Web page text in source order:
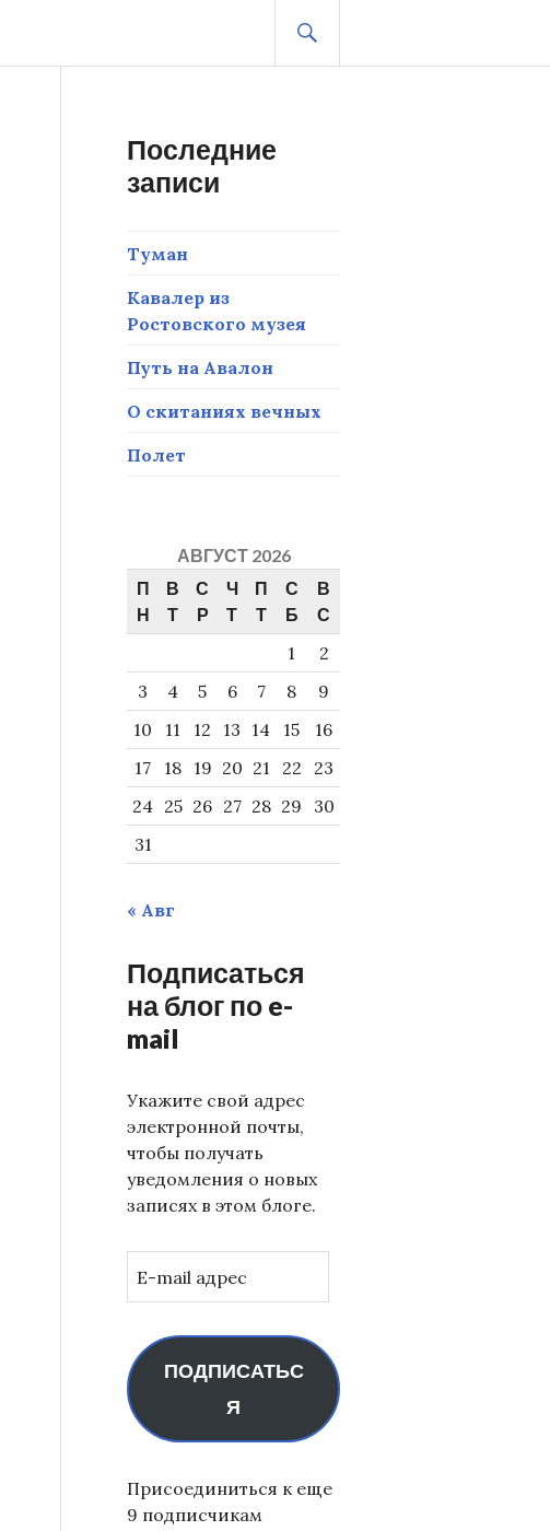
Последние
записи
Туман
Кавалер из
Ростовского музея
Путь на Авалон
О скитаниях вечных
Полет
АВГУСТ 2026
П
Н
В
Т
С
Р
Ч
Т
П
Т
С
Б
В
С
1
2
3
4 5 6 7 8
9
10
11 12 13 14 15
16
17
18 19 20 21 22
23
24 25 26 27 28 29
30
31
« Авг
Подписаться
на блог по e-
mail
Укажите свой адрес
электронной почты,
чтобы получать
уведомления о новых
записях в этом блоге.
mail
ПОДПИСАТЬС
Я
Присоединиться к еще
9 подписчикам